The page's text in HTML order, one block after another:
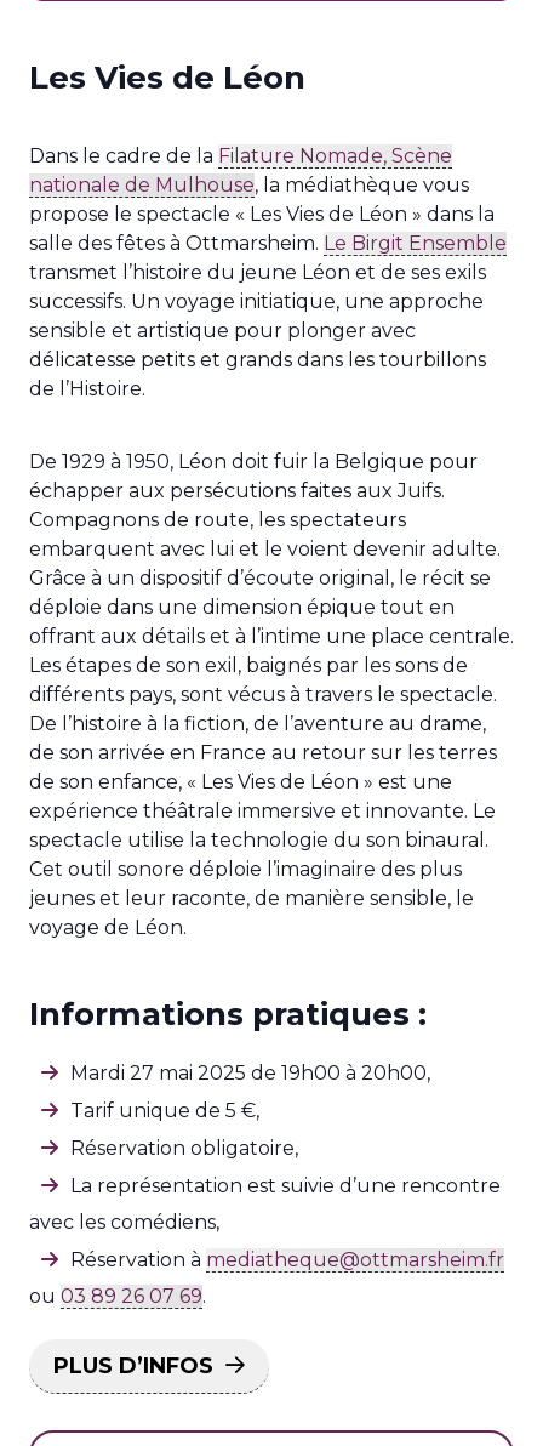
Les Vies de Léon
Dans le cadre de la Filature Nomade, Scène
nationale de Mulhouse, la médiathèque vous
propose le spectacle « Les Vies de Léon » dans la
salle des fêtes à Ottmarsheim. Le Birgit Ensemble
transmet l’histoire du jeune Léon et de ses exils
successifs. Un voyage initiatique, une approche
sensible et artistique pour plonger avec
délicatesse petits et grands dans les tourbillons
de l’Histoire.
De 1929 à 1950, Léon doit fuir la Belgique pour
échapper aux persécutions faites aux Juifs.
Compagnons de route, les spectateurs
embarquent avec lui et le voient devenir adulte.
Grâce à un dispositif d’écoute original, le récit se
déploie dans une dimension épique tout en
offrant aux détails et à l’intime une place centrale.
Les étapes de son exil, baignés par les sons de
différents pays, sont vécus à travers le spectacle.
De l’histoire à la fiction, de l’aventure au drame,
de son arrivée en France au retour sur les terres
de son enfance, « Les Vies de Léon » est une
expérience théâtrale immersive et innovante. Le
spectacle utilise la technologie du son binaural.
Cet outil sonore déploie l’imaginaire des plus
jeunes et leur raconte, de manière sensible, le
voyage de Léon.
Informations pratiques :
Mardi 27 mai 2025 de 19h00 à 20h00,
Tarif unique de 5 €,
Réservation obligatoire,
La représentation est suivie d’une rencontre
avec les comédiens,
Réservation à mediatheque@ottmarsheim.fr
ou 03 89 26 07 69.
PLUS D’INFOS